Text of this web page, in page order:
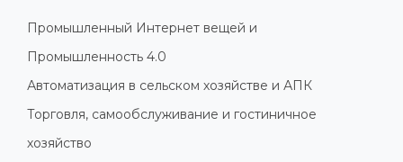
Промышленный Интернет вещей и
Промышленность 4.0
Автоматизация в сельском хозяйстве и АПК
Торговля, самообслуживание и гостиничное
хозяйство